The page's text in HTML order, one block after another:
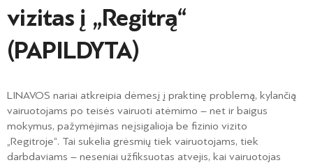
vizitas į „Regitrą“
(PAPILDYTA)
LINAVOS nariai atkreipia dėmesį į praktinę problemą, kylančią
vairuotojams po teisės vairuoti atėmimo – net ir baigus
mokymus, pažymėjimas neįsigalioja be fizinio vizito
„Regitroje“. Tai sukelia grėsmių tiek vairuotojams, tiek
darbdaviams – neseniai užfiksuotas atvejis, kai vairuotojas